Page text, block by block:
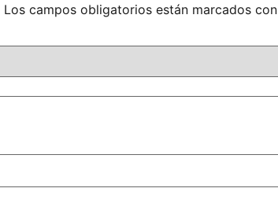
Los campos obligatorios están marcados con